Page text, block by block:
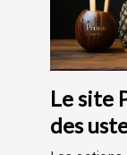
Le site
des